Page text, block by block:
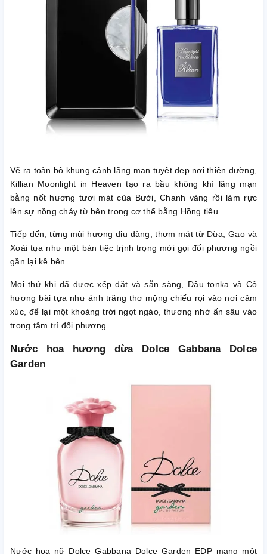
Vẽ ra toàn bộ khung cảnh lãng mạn tuyệt đẹp nơi thiên đường,
Killian Moonlight in Heaven tạo ra bầu không khí lãng mạn
bằng nốt hương tươi mát của Bưởi, Chanh vàng rồi làm rực
lên sự nồng cháy từ bên trong cơ thể bằng Hồng tiêu.
Tiếp đến, từng mùi hương dịu dàng, thơm mát từ Dừa, Gạo và
Xoài tựa như một bàn tiệc trịnh trọng mời gọi đối phương ngồi
gần lại kề bên.
Mọi thứ khi đã được xếp đặt và sẵn sàng, Đậu tonka và Cỏ
hương bài tựa như ánh trăng thơ mộng chiếu rọi vào nơi cảm
xúc, để lại một khoảng trời ngọt ngào, thương nhớ ấn sâu vào
trong tâm trí đối phương.
Nước hoa hương dừa Dolce Gabbana Dolce
Garden
Nước hoa nữ Dolce Gabbana Dolce Garden EDP mang một